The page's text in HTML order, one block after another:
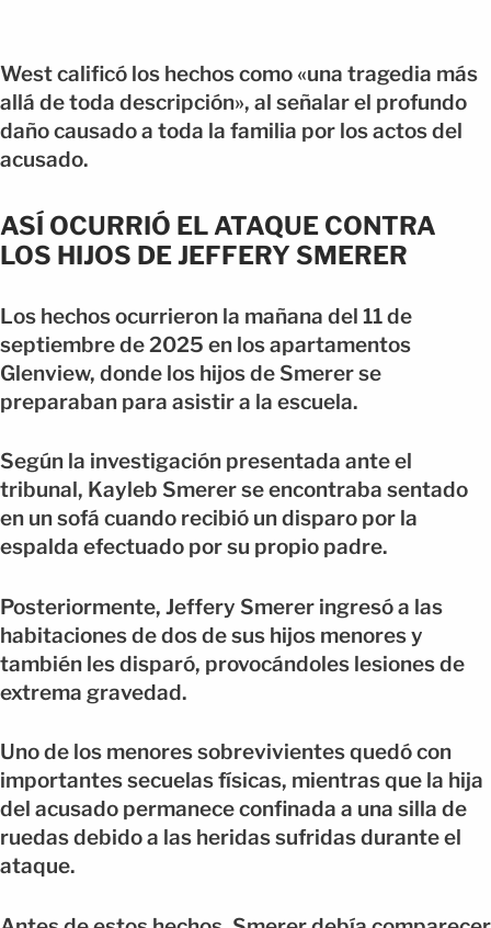
West calificó los hechos como «una tragedia más
allá de toda descripción», al señalar el profundo
daño causado a toda la familia por los actos del
acusado.
ASÍ OCURRIÓ EL ATAQUE CONTRA
LOS HIJOS DE JEFFERY SMERER
Los hechos ocurrieron la mañana del 11 de
septiembre de 2025 en los apartamentos
Glenview, donde los hijos de Smerer se
preparaban para asistir a la escuela.
Según la investigación presentada ante el
tribunal, Kayleb Smerer se encontraba sentado
en un sofá cuando recibió un disparo por la
espalda efectuado por su propio padre.
Posteriormente, Jeffery Smerer ingresó a las
habitaciones de dos de sus hijos menores y
también les disparó, provocándoles lesiones de
extrema gravedad.
Uno de los menores sobrevivientes quedó con
importantes secuelas físicas, mientras que la hija
del acusado permanece confinada a una silla de
ruedas debido a las heridas sufridas durante el
ataque.